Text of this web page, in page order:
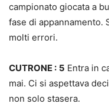
campionato giocata a
fase di appannamento.
molti errori.
CUTRONE : 5 Entra in
mai. Ci si aspettava
non solo stasera.